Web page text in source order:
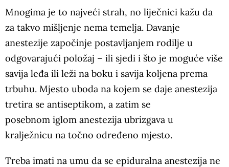
Mnogima je to najveći strah, no liječnici kažu da
za takvo mišljenje nema temelja. Davanje
anestezije započinje postavljanjem rodilje u
odgovarajući položaj – ili sjedi i što je moguće više
savija leđa ili leži na boku i savija koljena prema
trbuhu. Mjesto uboda na kojem se daje anestezija
tretira se antiseptikom, a zatim se
posebnom iglom anestezija ubrizgava u
kralježnicu na točno određeno mjesto.
Treba imati na umu da se epiduralna anestezija ne